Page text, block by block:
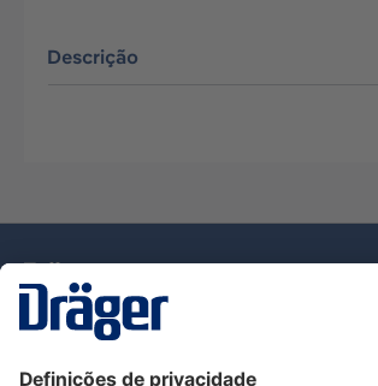
Descrição
Serviço de Apoio ao Cliente Dräger